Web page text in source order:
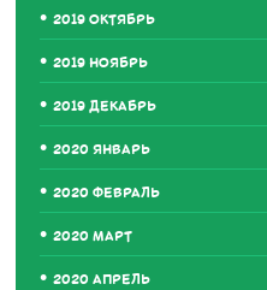
2019 ОКТЯБРЬ
2019 НОЯБРЬ
2019 ДЕКАБРЬ
2020 ЯНВАРЬ
2020 ФЕВРАЛЬ
2020 МАРТ
2020 АПРЕЛЬ